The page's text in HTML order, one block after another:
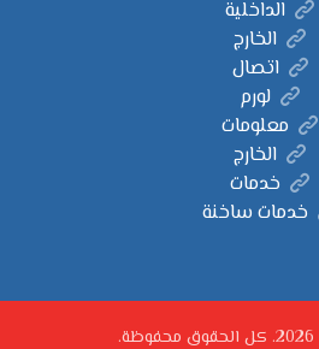
الداخلية
الخارج
اتصال
لورم
معلومات
الخارج
خدمات
خدمات ساخنة